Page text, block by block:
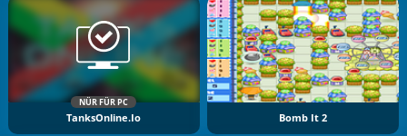
NÜR FÜR PC
TanksOnline.io Bomb It 2